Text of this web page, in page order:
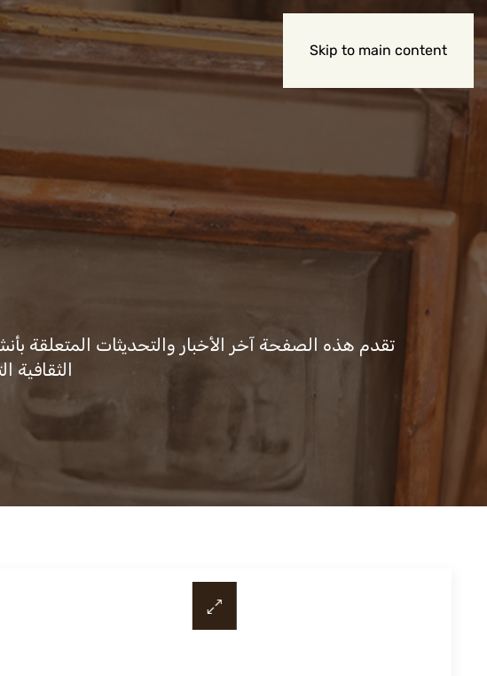
Skip to main content عن الوزارة فعاليات
تقدم هذه الصفحة آخر الأخبار والتحديثات المتعلقة
الثقافية